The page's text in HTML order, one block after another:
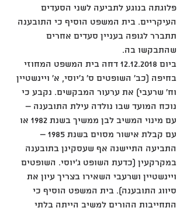
פלוגתה בנוגע לתביעה לשני הסעדים
העיקריים. בית המשפט הוסיף כי התובענה
תתברר לגופה בעניין סעדים אחרים
שהתבקשו בה.
ביום 12.12.2018 דחה בית המשפט המחוזי
בחיפה (כב' השופטים ס' ג'יוסי, א' ויינשטיין
וח' שרעבי) את ערעור המבקשים. נקבע כי
נוכח המועד שבו נולדה עילת התובענה –
עם מינוי המשיב לבן ממשיך בשנת 1982 או
עם קבלת אישור מסוים בשנת 1985 –
התביעה התיישנה אף שעסקינן בתובענה
במקרקעין (כדעת השופט ג'יוסי. השופטים
ויינשטיין ושרעבי השאירו בצריך עיון את
סיווג התובענה). בית המשפט הוסיף כי
התחייבות ההורים למשיב הייתה בלתי